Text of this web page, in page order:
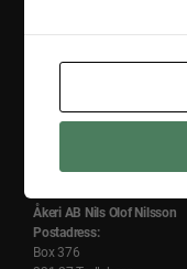
Kvalitet & Miljö
Åkeri AB Nils Olof Nilsson
Postadress:
Box 376